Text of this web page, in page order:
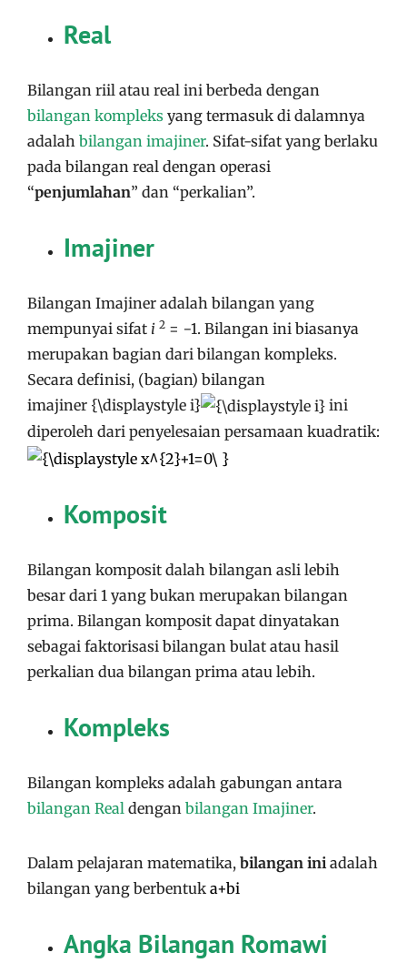
Real
Bilangan riil atau real ini berbeda dengan
bilangan kompleks yang termasuk di dalamnya
adalah bilangan imajiner. Sifat-sifat yang berlaku
pada bilangan real dengan operasi
“penjumlahan” dan “perkalian”.
Imajiner
Bilangan Imajiner adalah bilangan yang
mempunyai sifat i 2 = −1. Bilangan ini biasanya
merupakan bagian dari bilangan kompleks.
Secara definisi, (bagian) bilangan
imajiner {\displaystyle i}
ini
diperoleh dari penyelesaian persamaan kuadratik:
Komposit
Bilangan komposit dalah bilangan asli lebih
besar dari 1 yang bukan merupakan bilangan
prima. Bilangan komposit dapat dinyatakan
sebagai faktorisasi bilangan bulat atau hasil
perkalian dua bilangan prima atau lebih.
Kompleks
Bilangan kompleks adalah gabungan antara
bilangan Real dengan bilangan Imajiner.
Dalam pelajaran matematika, bilangan ini adalah
bilangan yang berbentuk a+bi
Angka Bilangan Romawi